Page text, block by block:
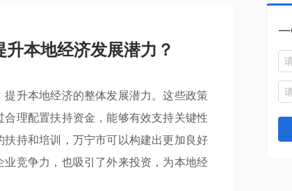
本地经济发展潜力？
升本地经济的整体发展潜力。这些政策
理配置扶持资金，能够有效支持关键性
持和培训，万宁市可以构建出更加良好
竞争力，也吸引了外来投资，为本地经